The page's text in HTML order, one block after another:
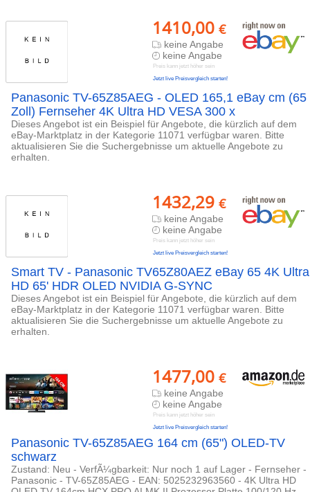
1410,00 €
keine Angabe
keine Angabe
Preis kann jetzt höher sein
Jetzt live Preisvergleich starten!
Panasonic TV-65Z85AEG - OLED 165,1 eBay cm (65
Zoll) Fernseher 4K Ultra HD VESA 300 x
Dieses Angebot ist ein Beispiel für Angebote, die kürzlich auf dem
eBay-Marktplatz in der Kategorie 11071 verfügbar waren. Bitte
aktualisieren Sie die Suchergebnisse um aktuelle Angebote zu
erhalten.
1432,29 €
keine Angabe
keine Angabe
Preis kann jetzt höher sein
Jetzt live Preisvergleich starten!
Smart TV - Panasonic TV65Z80AEZ eBay 65 4K Ultra
HD 65' HDR OLED NVIDIA G-SYNC
Dieses Angebot ist ein Beispiel für Angebote, die kürzlich auf dem
eBay-Marktplatz in der Kategorie 11071 verfügbar waren. Bitte
aktualisieren Sie die Suchergebnisse um aktuelle Angebote zu
erhalten.
1477,00 €
keine Angabe
keine Angabe
Preis kann jetzt höher sein
Jetzt live Preisvergleich starten!
Panasonic TV-65Z85AEG 164 cm (65") OLED-TV
schwarz
Zustand: Neu - VerfÃ¼gbarkeit: Nur noch 1 auf Lager - Fernseher -
Panasonic - TV-65Z85AEG - EAN: 5025232963560 - 4K Ultra HD